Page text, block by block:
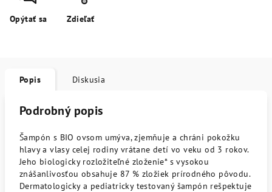
Opýtať sa Zdieľať
Popis Diskusia
Podrobný popis
Šampón s BIO ovsom umýva, zjemňuje a chráni pokožku
hlavy a vlasy celej rodiny vrátane detí vo veku od 3 rokov.
Jeho biologicky rozložiteľné zloženie* s vysokou
znášanlivosťou obsahuje 87 % zložiek prírodného pôvodu.
Dermatologicky a pediatricky testovaný šampón rešpektuje